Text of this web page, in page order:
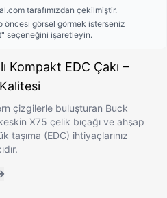
tarafımızdan çekilmiştir.
öncesi görsel görmek isterseniz
seçeneğini işaretleyin.
Kompakt EDC Çakı –
çizgilerle buluşturan Buck
X75 çelik bıçağı ve ahşap
taşıma (EDC) ihtiyaçlarınız